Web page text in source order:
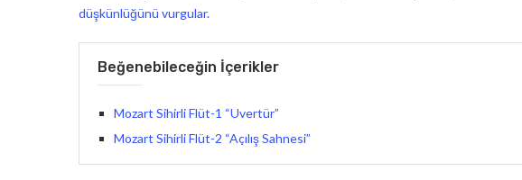
düşkünlüğünü vurgular.
Beğenebileceğin İçerikler
Mozart Sihirli Flüt-1 “Uvertür”
Mozart Sihirli Flüt-2 “Açılış Sahnesi”